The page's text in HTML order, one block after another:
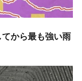
から最も強い雨